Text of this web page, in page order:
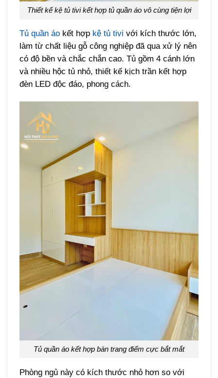
Thiết kế kệ tủ tivi kết hợp tủ quần áo vô cùng tiện lợi
Tủ quần áo kết hợp kệ tủ tivi với kích thước lớn,
làm từ chất liệu gỗ công nghiệp đã qua xử lý nên
có độ bền và chắc chắn cao. Tủ gồm 4 cánh lớn
và nhiều hộc tủ nhỏ, thiết kế kịch trần kết hợp
đèn LED độc đáo, phong cách.
Tủ quần áo kết hợp bàn trang điểm cực bắt mắt
Phòng ngủ này có kích thước nhỏ hơn so với